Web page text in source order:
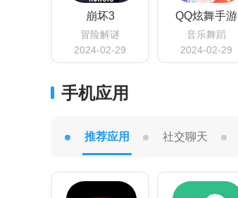
崩坏3
冒险解谜
2024-02-29
QQ炫舞手游
音乐舞蹈
2024-02-29
手机应用
推荐应用 社交聊天